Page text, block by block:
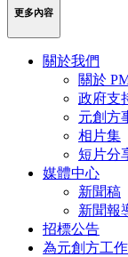
更多內容
關於我們
關於
政府支
元創方
相片集
短片分
媒體中心
新聞稿
新聞報
招標公告
為元創方工作